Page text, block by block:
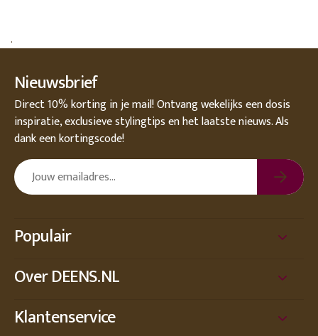
.
Nieuwsbrief
Direct 10% korting in je mail! Ontvang wekelijks een dosis
inspiratie, exclusieve stylingtips en het laatste nieuws. Als
dank een kortingscode!
Populair
Over DEENS.NL
Klantenservice